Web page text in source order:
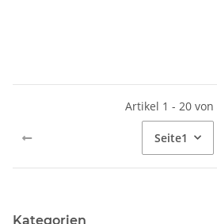
Artikel 1 - 20 von
Seite1
Kategorien